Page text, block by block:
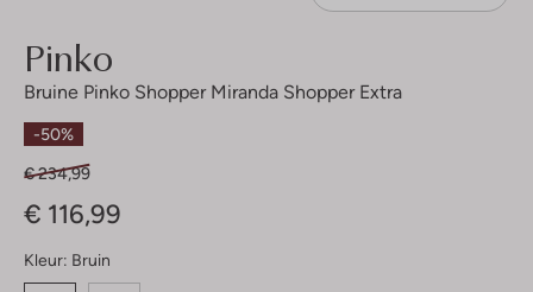
Pinko
Bruine Pinko Shopper Miranda Shopper Extra
-50%
€ 234,99
€ 116,99
Kleur: Bruin